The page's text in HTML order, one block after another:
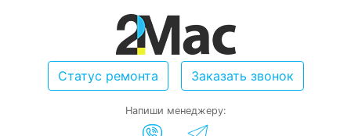
Статус ремонта Заказать звонок
Напиши менеджеру: